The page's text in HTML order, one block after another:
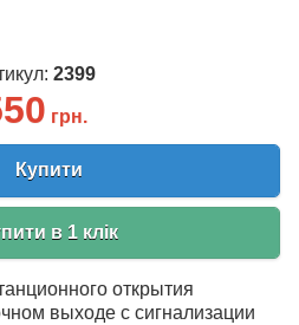
2399
грн.
Купити
в 1 клік
открытия
выходе с сигнализации